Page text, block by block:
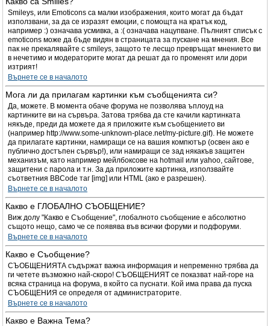
Smileys, или Emoticons са малки изображения, които могат да бъдат
използвани, за да се изразят емоции, с помощта на кратък код,
например :) означава усмивка, а :( означава нацупване. Пълният списък с
emoticons може да бъде видян в страницата за пускане на мнения. Все
пак не прекалявайте с smileys, защото те лесщо превръщат мнението ви
в нечетимо и модераторите могат да решат да го променят или дори
изтрият!
Върнете се в началото
Мога ли да прилагам картинки към съобщенията си?
Да, можете. В момента обаче форума не позволява ъплоуд на
картинките ви на сървъра. Затова трябва да сте качили картинката
някъде, преди да можете да я приложите към съобщението ви
(например http://www.some-unknown-place.net/my-picture.gif). Не можете
да прилагате картинки, намиращи се на вашия компютър (освен ако е
публично достъпен сървър!), или намиращи се зад някакъв защитен
механизъм, като например мейлбоксове на hotmail или yahoo, сайтове,
защитени с парола и т.н. За да приложите картинка, използвайте
съответния BBCode таг [img] или HTML (ако е разрешен).
Върнете се в началото
Какво е ГЛОБАЛНО СЪОБЩЕНИЕ?
Виж долу "Какво е Съобщение", глобалното съобщение е абсолютно
същото нещо, само че се появява във всички форуми и подфоруми.
Върнете се в началото
Какво е Съобщение?
СЪОБЩЕНИЯТА съдържат важна информация и непременно трябва да
ги четете възможно най-скоро! СЪОБЩЕНИЯТ се показват най-горе на
всяка страница на форума, в който са пуснати. Кой има права да пуска
СЪОБЩЕНИЯ се определя от администраторите.
Върнете се в началото
Какво е Важна Тема?